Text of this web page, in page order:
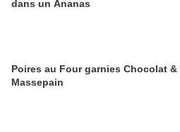
dans un Ananas
Poires au Four garnies Chocolat &
Massepain